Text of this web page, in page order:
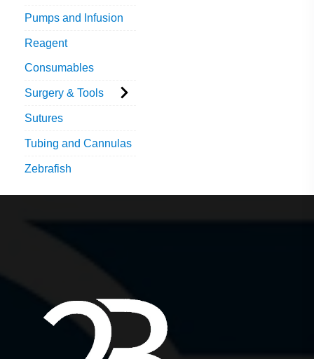
Pumps and Infusion
Reagent
Consumables
Surgery & Tools
Sutures
Tubing and Cannulas
Zebrafish